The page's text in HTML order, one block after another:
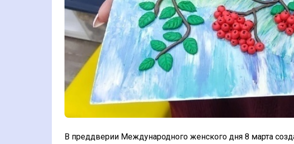
В преддверии Международного женского дня 8 марта